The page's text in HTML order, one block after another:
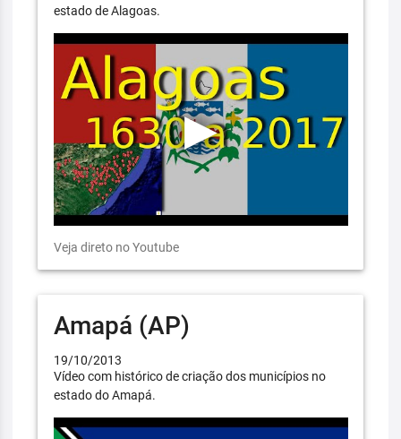
estado de Alagoas.
Veja direto no Youtube
Amapá (AP)
19/10/2013
Vídeo com histórico de criação dos municípios no
estado do Amapá.